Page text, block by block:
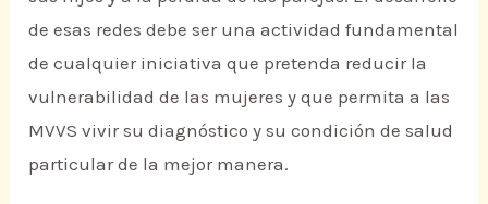
de esas redes debe ser una actividad fundamental
de cualquier iniciativa que pretenda reducir la
vulnerabilidad de las mujeres y que permita a las
MVVS vivir su diagnóstico y su condición de salud
particular de la mejor manera.